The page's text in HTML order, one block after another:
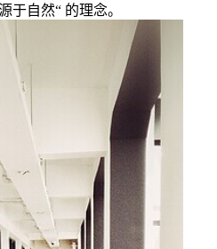
于自然“ 的理念。